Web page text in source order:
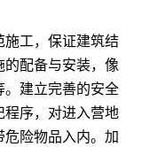
工，保证建筑结
配备与安装，像
。建立完善的安全
程序，对进入营地
险物品入内。加